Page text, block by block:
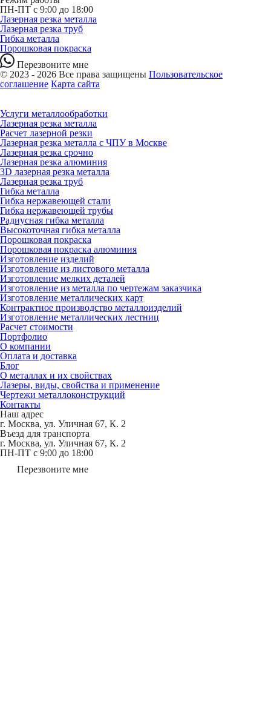
ПН-ПТ c 9:00 до 18:00
Лазерная резка металла
Лазерная резка труб
Гибка металла
Порошковая покраска
Перезвоните мне
© 2023 - 2026 Все права защищены Пользовательское
соглашение Карта сайта
Услуги металлообработки
Лазерная резка металла
Расчет лазерной резки
Лазерная резка металла с ЧПУ в Москве
Лазерная резка срочно
Лазерная резка алюминия
3D лазерная резка металла
Лазерная резка труб
Гибка металла
Гибка нержавеющей стали
Гибка нержавеющей трубы
Радиусная гибка металла
Высокоточная гибка металла
Порошковая покраска
Порошковая покраска алюминия
Изготовление изделий
Изготовление из листового металла
Изготовление мелких деталей
Изготовление из металла по чертежам заказчика
Изготовление металлических карт
Контрактное производство металлоизделий
Изготовление металлических лестниц
Расчет стоимости
Портфолио
О компании
Оплата и доставка
Блог
О металлах и их свойствах
Лазеры, виды, свойства и применение
Чертежи металлоконструкций
Контакты
Наш адрес
г. Москва, ул. Уличная 67, К. 2
Въезд для транспорта
г. Москва, ул. Уличная 67, К. 2
ПН-ПТ c 9:00 до 18:00
Перезвоните мне